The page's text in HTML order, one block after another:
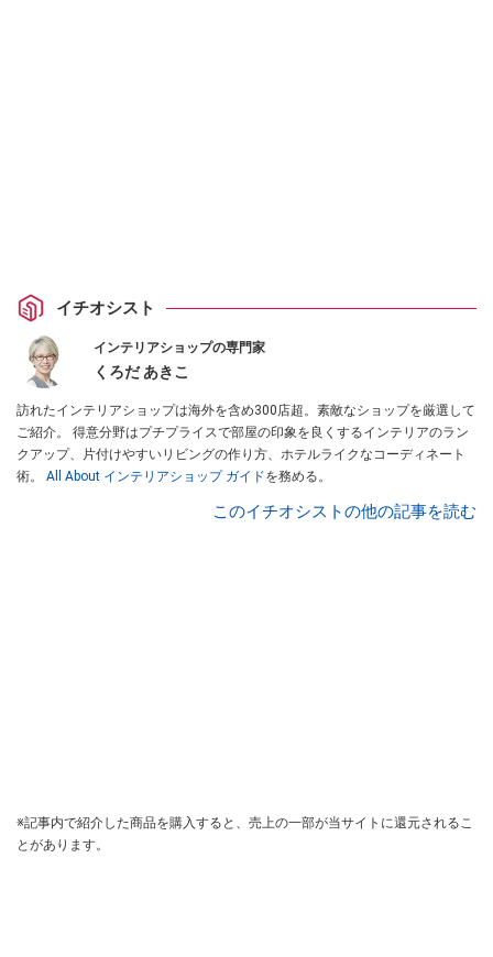
イチオシスト
インテリアショップの専門家
くろだ あきこ
訪れたインテリアショップは海外を含め300店超。素敵なショップを厳選して
ご紹介。 得意分野はプチプライスで部屋の印象を良くするインテリアのラン
クアップ、片付けやすいリビングの作り方、ホテルライクなコーディネート
術。 All About インテリアショップ ガイドを務める。
このイチオシストの他の記事を読む
※記事内で紹介した商品を購入すると、売上の一部が当サイトに還元されるこ
とがあります。